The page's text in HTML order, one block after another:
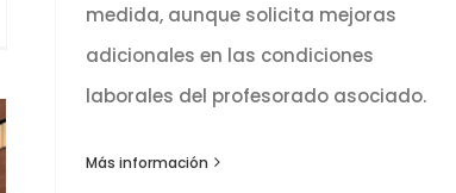
medida, aunque solicita mejoras
adicionales en las condiciones
laborales del profesorado asociado.
Más información